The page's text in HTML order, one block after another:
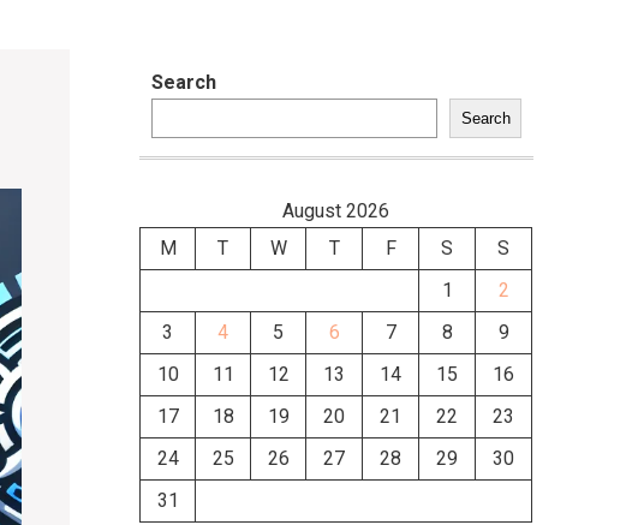
Search
Search
August 2026
M
T W T F S
S
1
2
3
4 5 6 7 8
9
10
11 12 13 14 15
16
17
18 19 20 21 22
23
24
25 26 27 28 29
30
31